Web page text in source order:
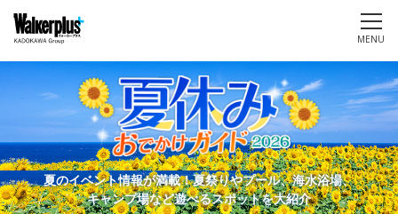
MENU
夏のイベント情報が満載！夏祭りやプール、海水浴場、
キャンプ場など遊べるスポットを大紹介